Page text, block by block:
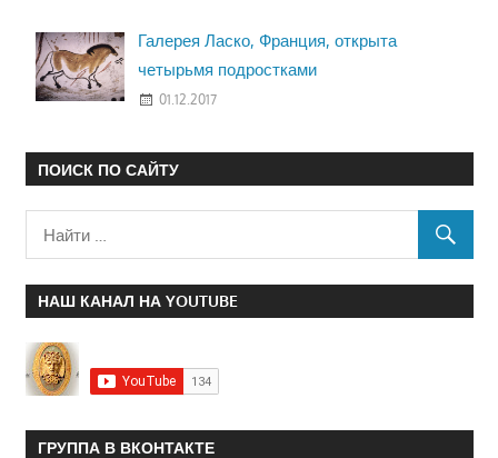
Галерея Ласко, Франция, открыта
четырьмя подростками
01.12.2017
ПОИСК ПО САЙТУ
НАШ КАНАЛ НА YOUTUBE
ГРУППА В ВКОНТАКТЕ